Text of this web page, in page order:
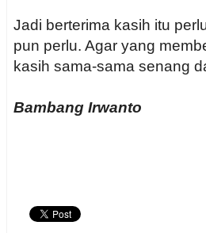
Jadi berterima kasih itu
pun perlu. Agar yang
kasih sama-sama senang
Bambang Irwanto